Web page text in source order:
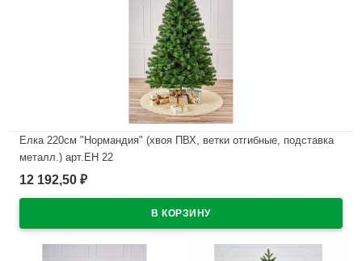
Елка 220см "Нормандия" (хвоя ПВХ, ветки отгибные, подставка
металл.) арт.ЕН 22
В наличии
12 192,50 ₽